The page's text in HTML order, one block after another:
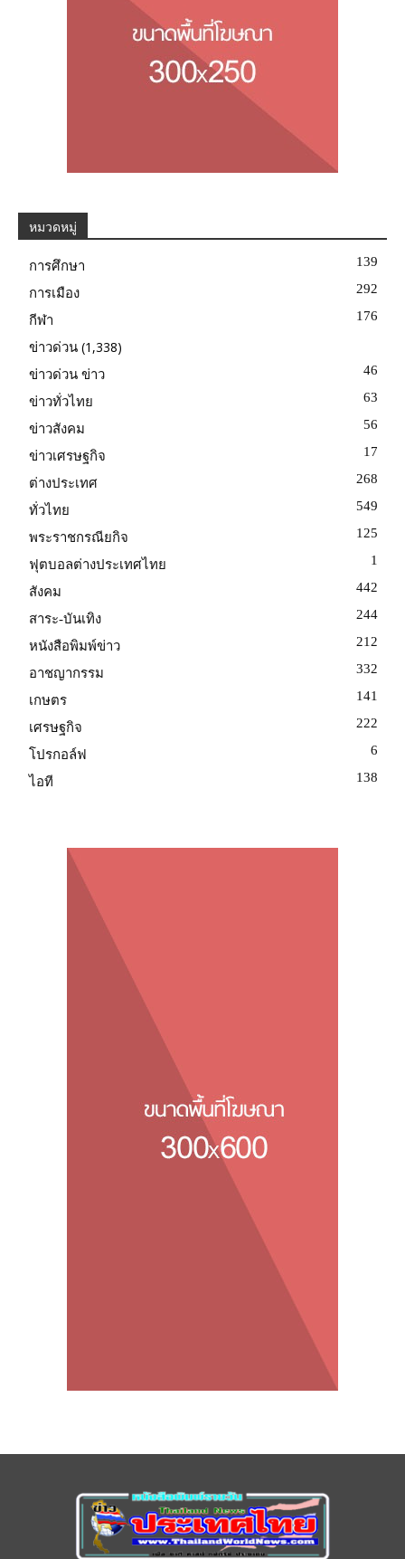
หมวดหมู่
การศึกษา 139
การเมือง 292
กีฬา 176
ข่าวด่วน (1,338)
ข่าวด่วน ข่าว 46
ข่าวทั่วไทย 63
ข่าวสังคม 56
ข่าวเศรษฐกิจ 17
ต่างประเทศ 268
ทั่วไทย 549
พระราชกรณียกิจ 125
ฟุตบอลต่างประเทศไทย 1
สังคม 442
สาระ-บันเทิง 244
หนังสือพิมพ์ข่าว 212
อาชญากรรม 332
เกษตร 141
เศรษฐกิจ 222
โปรกอล์ฟ 6
ไอที 138